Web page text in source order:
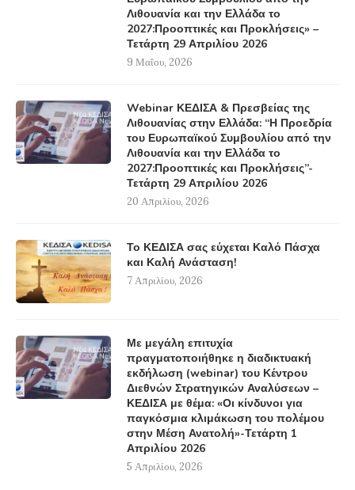
Λιθουανία και την Ελλάδα το
2027:Προοπτικές και Προκλήσεις» –
Τετάρτη 29 Απριλίου 2026
9 Μαΐου, 2026
Webinar ΚΕΔΙΣΑ & Πρεσβείας της
Λιθουανίας στην Ελλάδα: “Η Προεδρία
του Ευρωπαϊκού Συμβουλίου από την
Λιθουανία και την Ελλάδα το
2027:Προοπτικές και Προκλήσεις”-
Τετάρτη 29 Απριλίου 2026
20 Απριλίου, 2026
Το ΚΕΔΙΣΑ σας εύχεται Καλό Πάσχα
και Καλή Ανάσταση!
7 Απριλίου, 2026
Με μεγάλη επιτυχία
πραγματοποιήθηκε η διαδικτυακή
εκδήλωση (webinar) του Κέντρου
Διεθνών Στρατηγικών Αναλύσεων –
ΚΕΔΙΣΑ με θέμα: «Οι κίνδυνοι για
παγκόσμια κλιμάκωση του πολέμου
στην Μέση Ανατολή»-Τετάρτη 1
Απριλίου 2026
5 Απριλίου, 2026